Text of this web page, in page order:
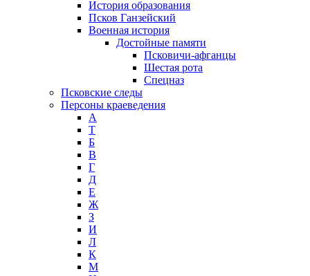
История образования
Псков Ганзейский
Военная история
Достойные памяти
Псковичи-афганцы
Шестая рота
Спецназ
Псковские следы
Персоны краеведения
А
T
Б
В
Г
Д
Е
Ж
З
И
Л
К
М